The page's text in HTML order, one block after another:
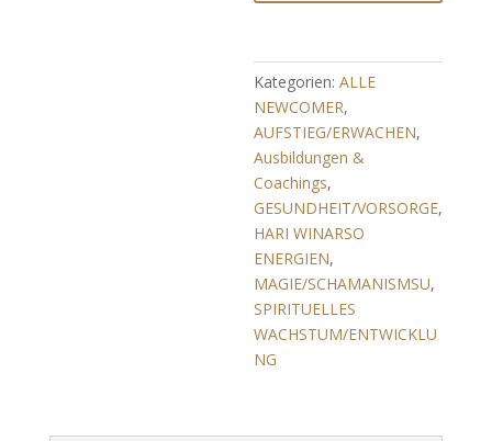
Menge
Kategorien:ALLE
NEWCOMER,
AUFSTIEG/ERWACHEN,
Ausbildungen &
Coachings,
GESUNDHEIT/VORSORGE,
HARI WINARSO
ENERGIEN,
MAGIE/SCHAMANISMSU,
SPIRITUELLES
WACHSTUM/ENTWICKLU
NG